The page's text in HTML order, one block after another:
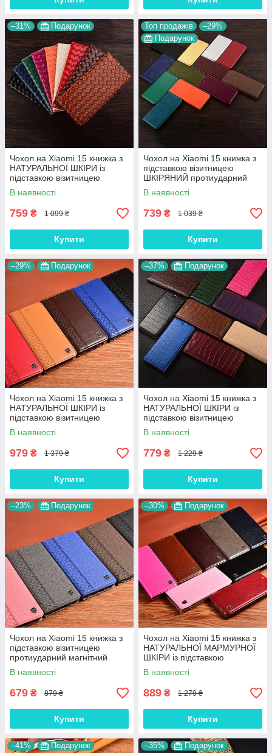
–31% Подарунок
Чохол на Xiaomi 15 книжка з
НАТУРАЛЬНОЇ ШКІРИ із
підставкою візитницею
протиударний магнітний
"VENETTA"
В наявності
759 ₴ 1 099 ₴
Купити
Топ продажів
–29%
Подарунок
Чохол на Xiaomi 15 книжка з
підставкою візитницею
ШКІРЯНИЙ протиударний
магнітний "VERSANO"
В наявності
739 ₴ 1 039 ₴
Купити
–29% Подарунок
Чохол на Xiaomi 15 книжка з
НАТУРАЛЬНОЇ ШКІРИ із
підставкою візитницею
протиударний магнітний
"BOTTEGA"
В наявності
979 ₴ 1 379 ₴
Купити
–37% Подарунок
Чохол на Xiaomi 15 книжка з
НАТУРАЛЬНОЇ ШКІРИ із
підставкою візитницею
протиударний магнітний
"LUXOR"
В наявності
779 ₴ 1 229 ₴
Купити
–23% Подарунок
Чохол на Xiaomi 15 книжка з
підставкою візитницею
протиударний магнітний
вологостійкий "PRIVILEGE"
В наявності
679 ₴ 879 ₴
Купити
–30% Подарунок
Чохол на Xiaomi 15 книжка з
НАТУРАЛЬНОЇ МАРМУРНОЇ
ШКІРИ із підставкою
протиударний магнітний
"MARBLE"
В наявності
889 ₴ 1 279 ₴
Купити
–41% Подарунок –35% Подарунок